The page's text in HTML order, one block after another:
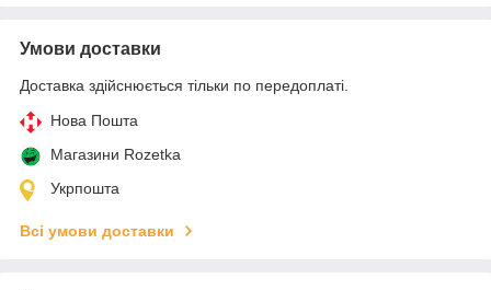
Умови доставки
Доставка здійснюється тільки по передоплаті.
Нова Пошта
Магазини Rozetka
Укрпошта
Всі умови доставки